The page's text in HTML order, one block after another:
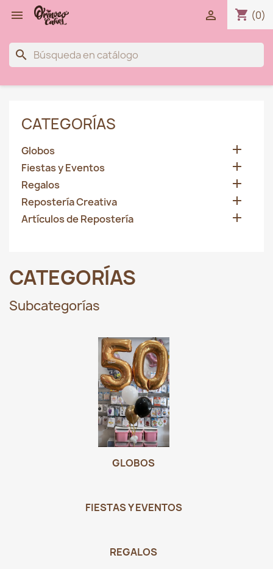
 shopping_cart (0)

search
CATEGORÍAS
Globos 
Fiestas y Eventos 
Regalos 
Repostería Creativa 
Artículos de Repostería 
CATEGORÍAS
Subcategorías
GLOBOS
FIESTAS Y EVENTOS
REGALOS